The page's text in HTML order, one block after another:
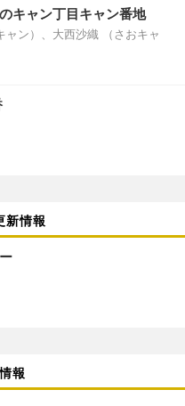
キャン丁目キャン番地
ャン）、大西沙織 （さおキャ
新情報
報